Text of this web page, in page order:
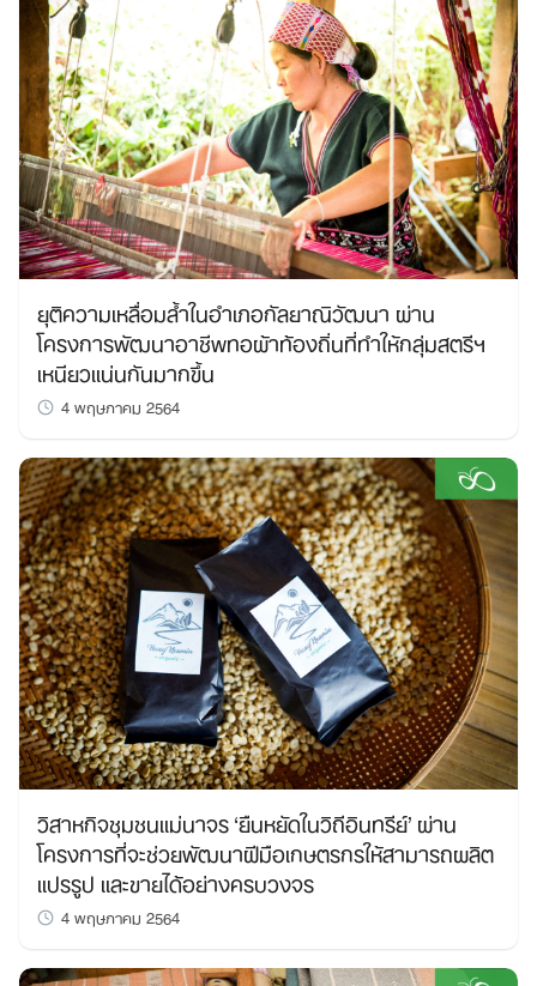
ยุติความเหลื่อมล้ำในอำเภอกัลยาณิวัฒนา ผ่าน
โครงการพัฒนาอาชีพทอผ้าท้องถิ่นที่ทำให้กลุ่มสตรีฯ
เหนียวแน่นกันมากขึ้น
4 พฤษภาคม 2564
วิสาหกิจชุมชนแม่นาจร ‘ยืนหยัดในวิถีอินทรีย์’ ผ่าน
โครงการที่จะช่วยพัฒนาฝีมือเกษตรกรให้สามารถผลิต
แปรรูป และขายได้อย่างครบวงจร
4 พฤษภาคม 2564